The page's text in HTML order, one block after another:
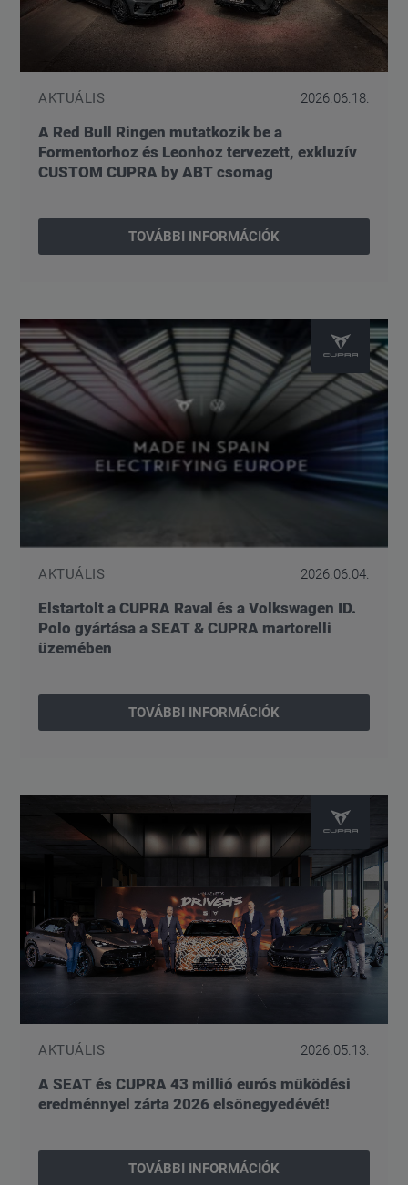
AKTUÁLIS 2026.06.18.
A Red Bull Ringen mutatkozik be a
Formentorhoz és Leonhoz tervezett, exkluzív
CUSTOM CUPRA by ABT csomag
TOVÁBBI INFORMÁCIÓK
AKTUÁLIS 2026.06.04.
Elstartolt a CUPRA Raval és a Volkswagen ID.
Polo gyártása a SEAT & CUPRA martorelli
üzemében
TOVÁBBI INFORMÁCIÓK
AKTUÁLIS 2026.05.13.
A SEAT és CUPRA 43 millió eurós működési
eredménnyel zárta 2026 elsőnegyedévét!
TOVÁBBI INFORMÁCIÓK